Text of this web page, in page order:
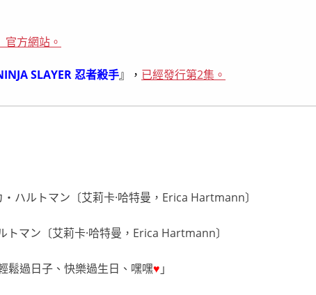
方網站。
SLAYER 忍者殺手』， 已經發行第2集。
トマン〔艾莉卡·哈特曼，Erica Hartmann〕
輕鬆過日子、快樂過生日、嘿嘿♥ 」